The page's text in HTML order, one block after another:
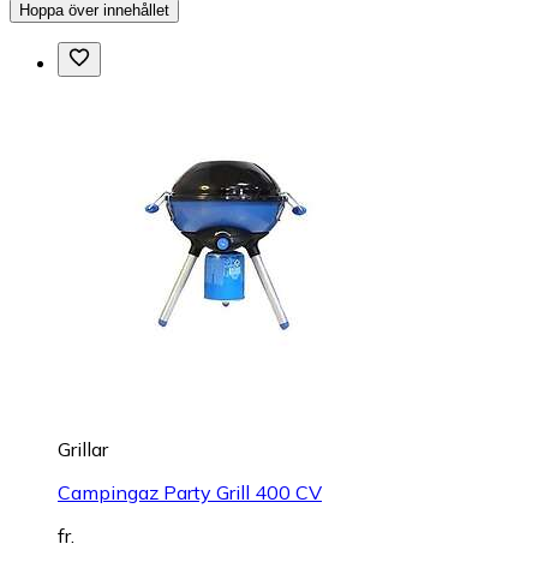
Hoppa över innehållet
Grillar
Campingaz Party Grill 400 CV
fr.